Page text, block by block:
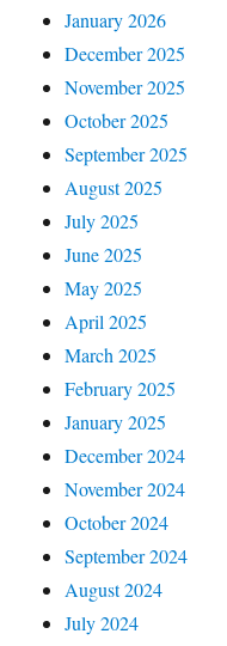
January 2026
December 2025
November 2025
October 2025
September 2025
August 2025
July 2025
June 2025
May 2025
April 2025
March 2025
February 2025
January 2025
December 2024
November 2024
October 2024
September 2024
August 2024
July 2024